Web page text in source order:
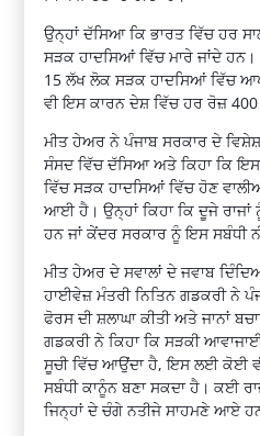
ਉਨ੍ਹਾਂ ਦੱਸਿਆ ਕਿ ਭਾਰਤ ਵਿੱਚ ਹਰ
ਸੜਕ ਹਾਦਸਿਆਂ ਵਿੱਚ ਮਾਰੇ ਜਾਂਦੇ
15 ਲੱਖ ਲੋਕ ਸੜਕ ਹਾਦਸਿਆਂ ਵਿੱਚ
ਵੀ ਇਸ ਕਾਰਨ ਦੇਸ਼ ਵਿੱਚ ਹਰ ਰੋਜ਼
ਮੀਤ ਹੇਅਰ ਨੇ ਪੰਜਾਬ ਸਰਕਾਰ ਦੇ
ਸੰਸਦ ਵਿੱਚ ਦੱਸਿਆ ਅਤੇ ਕਿਹਾ ਕਿ
ਵਿੱਚ ਸੜਕ ਹਾਦਸਿਆਂ ਵਿੱਚ ਹੋਣ
ਆਈ ਹੈ। ਉਨ੍ਹਾਂ ਕਿਹਾ ਕਿ ਦੂਜੇ ਰਾਜਾਂ
ਹਨ ਜਾਂ ਕੇਂਦਰ ਸਰਕਾਰ ਨੂੰ ਇਸ ਸਬੰਧੀ
ਮੀਤ ਹੇਅਰ ਦੇ ਸਵਾਲਾਂ ਦੇ ਜਵਾਬ
ਹਾਈਵੇਜ਼ ਮੰਤਰੀ ਨਿਤਿਨ ਗਡਕਰੀ ਨੇ
ਫੋਰਸ ਦੀ ਸ਼ਲਾਘਾ ਕੀਤੀ ਅਤੇ ਜਾਨਾਂ
ਗਡਕਰੀ ਨੇ ਕਿਹਾ ਕਿ ਸੜਕੀ
ਸੂਚੀ ਵਿੱਚ ਆਉਂਦਾ ਹੈ, ਇਸ ਲਈ ਕੋਈ
ਸਬੰਧੀ ਕਾਨੂੰਨ ਬਣਾ ਸਕਦਾ ਹੈ। ਕਈ
ਜਿਨ੍ਹਾਂ ਦੇ ਚੰਗੇ ਨਤੀਜੇ ਸਾਹਮਣੇ ਆਏ